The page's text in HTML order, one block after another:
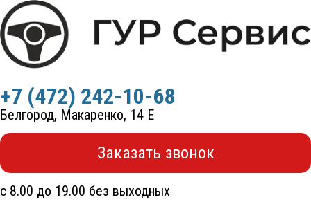
Перейти
к
содержимому
+7 (472) 242-10-68
Белгород, Макаренко, 14 Е
Заказать звонок
с 8.00 до 19.00 без выходных